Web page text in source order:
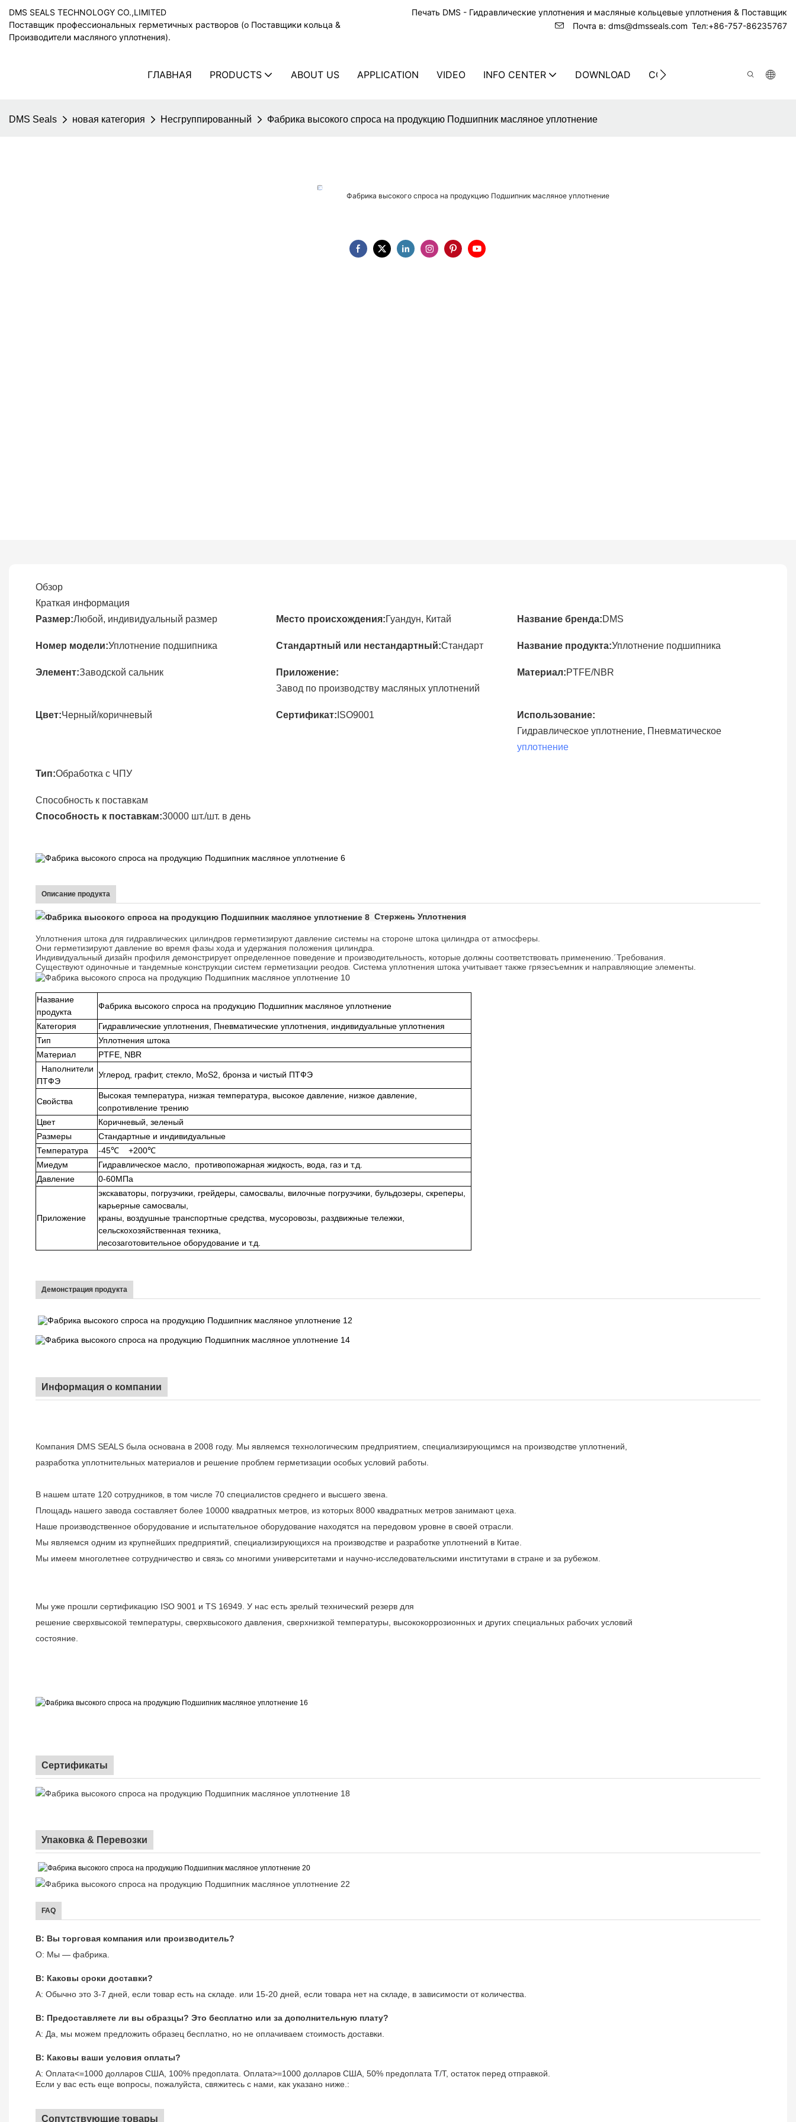
DMS SEALS TECHNOLOGY CO.,LIMITED
Поставщик профессиональных герметичных растворов (o Поставщики кольца &
Производители масляного уплотнения).
Печать DMS - Гидравлические уплотнения и масляные кольцевые уплотнения & Поставщик
Почта в: dms@dmsseals.com Тел:+86-757-86235767
ГЛАВНАЯ PRODUCTS ABOUT US APPLICATION VIDEO INFO CENTER DOWNLOAD CONTACT US
DMS Seals новая категория Несгруппированный Фабрика высокого спроса на продукцию Подшипник масляное уплотнение
Фабрика высокого спроса на продукцию Подшипник масляное уплотнение
Обзор
Краткая информация
Размер:Любой, индивидуальный размер Место происхождения:Гуандун, Китай Название бренда:DMS
Номер модели:Уплотнение подшипника Стандартный или нестандартный:Стандарт Название продукта:Уплотнение подшипника
Элемент:Заводской сальник
Приложение:
Завод по производству масляных уплотнений
Материал:PTFE/NBR
Цвет:Черный/коричневый Сертификат: ISO9001
Использование:
Гидравлическое уплотнение, Пневматическое
уплотнение
Тип:Обработка с ЧПУ
Способность к поставкам
Способность к поставкам:30000 шт./шт. в день
Описание продукта
Стержень Уплотнения
Уплотнения штока для гидравлических цилиндров герметизируют давление системы на стороне штока цилиндра от атмосферы.
Они герметизируют давление во время фазы хода и удержания положения цилиндра.
Индивидуальный дизайн профиля демонстрирует определенное поведение и производительность, которые должны соответствовать применению.´Требования.
Существуют одиночные и тандемные конструкции систем герметизации реодов. Система уплотнения штока учитывает также грязесъемник и направляющие элементы.
Название
продукта
Фабрика высокого спроса на продукцию Подшипник масляное уплотнение
Категория
Гидравлические уплотнения, Пневматические уплотнения, индивидуальные уплотнения
Тип
Уплотнения штока
Материал
PTFE, NBR
Наполнители
ПТФЭ
Углерод, графит, стекло, MoS2, бронза и чистый ПТФЭ
Свойства
Высокая температура, низкая температура, высокое давление, низкое давление,
сопротивление трению
Цвет
Коричневый, зеленый
Размеры
Стандартные и индивидуальные
Температура
-45℃ +200℃
Миедум
Гидравлическое масло, противопожарная жидкость, вода, газ и т.д.
Давление
0-60МПа
Приложение
экскаваторы, погрузчики, грейдеры, самосвалы, вилочные погрузчики, бульдозеры, скреперы,
карьерные самосвалы,
краны, воздушные транспортные средства, мусоровозы, раздвижные тележки,
сельскохозяйственная техника,
лесозаготовительное оборудование и т.д.
Демонстрация продукта
Информация о компании
Компания DMS SEALS была основана в 2008 году. Мы являемся технологическим предприятием, специализирующимся на производстве уплотнений,
разработка уплотнительных материалов и решение проблем герметизации особых условий работы.
В нашем штате 120 сотрудников, в том числе 70 специалистов среднего и высшего звена.
Площадь нашего завода составляет более 10000 квадратных метров, из которых 8000 квадратных метров занимают цеха.
Наше производственное оборудование и испытательное оборудование находятся на передовом уровне в своей отрасли.
Мы являемся одним из крупнейших предприятий, специализирующихся на производстве и разработке уплотнений в Китае.
Мы имеем многолетнее сотрудничество и связь со многими университетами и научно-исследовательскими институтами в стране и за рубежом.
Мы уже прошли сертификацию ISO 9001 и TS 16949. У нас есть зрелый технический резерв для
решение сверхвысокой температуры, сверхвысокого давления, сверхнизкой температуры, высококоррозионных и других специальных рабочих условий
состояние.
Сертификаты
Упаковка & Перевозки
FAQ
В: Вы торговая компания или производитель?
О: Мы — фабрика.
В: Каковы сроки доставки?
A: Обычно это 3-7 дней, если товар есть на складе. или 15-20 дней, если товара нет на складе, в зависимости от количества.
В: Предоставляете ли вы образцы? Это бесплатно или за дополнительную плату?
A: Да, мы можем предложить образец бесплатно, но не оплачиваем стоимость доставки.
В: Каковы ваши условия оплаты?
А: Оплата<=1000 долларов США, 100% предоплата. Оплата>=1000 долларов США, 50% предоплата T/T, остаток перед отправкой.
Если у вас есть еще вопросы, пожалуйста, свяжитесь с нами, как указано ниже.:
Сопутствующие товары